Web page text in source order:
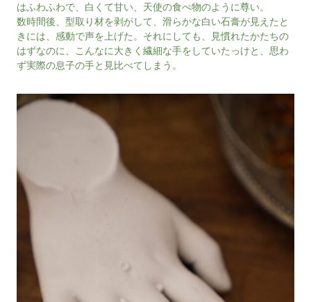
はふわふわで、白くて甘い、天使の食べ物のように尊い。
数時間後、型取り材を剥がして、滑らかな白い石膏が見えたと
きには、感動で声を上げた。それにしても、見慣れたかたちの
はずなのに、こんなに大きく繊細な手をしていたっけと、思わ
ず実際の息子の手と見比べてしまう。